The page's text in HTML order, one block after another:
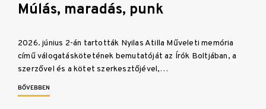
Múlás, maradás, punk
2026. június 2-án tartották Nyilas Atilla Műveleti memória
című válogatáskötetének bemutatóját az Írók Boltjában, a
szerzővel és a kötet szerkesztőjével,…
BŐVEBBEN